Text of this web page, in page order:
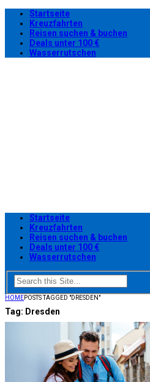
Startseite
Kreuzfahrten
Reisen suchen & buchen
Deals unter 100 €
Wasserrutschen
Startseite
Kreuzfahrten
Reisen suchen & buchen
Deals unter 100 €
Wasserrutschen
HOMEPOSTS TAGGED "DRESDEN"
Tag: Dresden